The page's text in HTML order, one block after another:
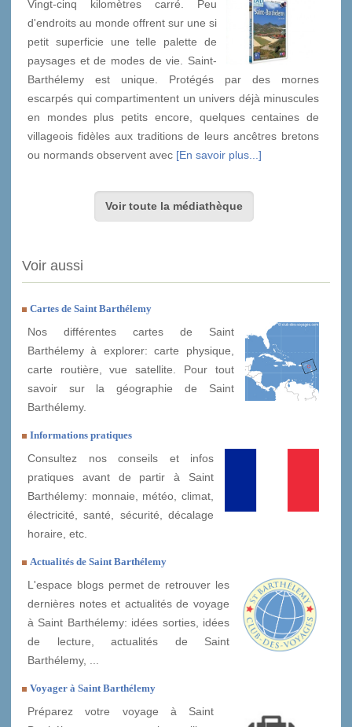
Vingt-cinq kilomètres carré. Peu
d'endroits au monde offrent sur une si
petit superficie une telle palette de
paysages et de modes de vie. Saint-
Barthélemy est unique. Protégés par des mornes
escarpés qui compartimentent un univers déjà minuscules
en mondes plus petits encore, quelques centaines de
villageois fidèles aux traditions de leurs ancêtres bretons
ou normands observent avec [En savoir plus...]
Voir toute la médiathèque
Voir aussi
Cartes de Saint Barthélemy
Nos différentes cartes de Saint
Barthélemy à explorer: carte physique,
carte routière, vue satellite. Pour tout
savoir sur la géographie de Saint
Barthélemy.
Informations pratiques
Consultez nos conseils et infos
pratiques avant de partir à Saint
Barthélemy: monnaie, météo, climat,
électricité, santé, sécurité, décalage
horaire, etc.
Actualités de Saint Barthélemy
L'espace blogs permet de retrouver les
dernières notes et actualités de voyage
à Saint Barthélemy: idées sorties, idées
de lecture, actualités de Saint
Barthélemy, ...
Voyager à Saint Barthélemy
Préparez votre voyage à Saint